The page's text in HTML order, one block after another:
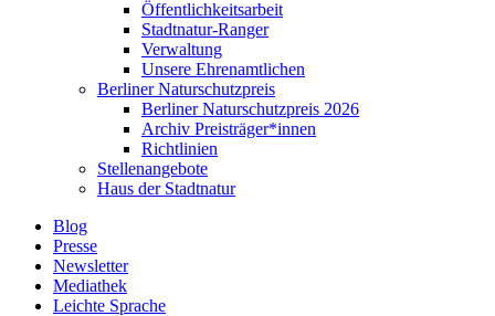
Öffentlichkeitsarbeit
Stadtnatur-Ranger
Verwaltung
Unsere Ehrenamtlichen
Berliner Naturschutzpreis
Berliner Naturschutzpreis 2026
Archiv Preisträger*innen
Richtlinien
Stellenangebote
Haus der Stadtnatur
Blog
Presse
Newsletter
Mediathek
Leichte Sprache